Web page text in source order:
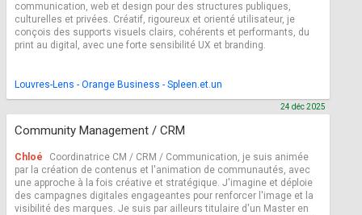
communication, web et design pour des structures publiques,
culturelles et privées. Créatif, rigoureux et orienté utilisateur, je
conçois des supports visuels clairs, cohérents et performants, du
print au digital, avec une forte sensibilité UX et branding.
Louvres-Lens - Orange Business - Spleen.et.un
Community Management / CRM
24 déc 2025
Chloé
Coordinatrice CM / CRM / Communication, je suis animée
par la création de contenus et l'animation de communautés, avec
une approche à la fois créative et stratégique. J'imagine et déploie
des campagnes digitales engageantes pour renforcer l'image et la
visibilité des marques. Je suis par ailleurs titulaire d'un Master en